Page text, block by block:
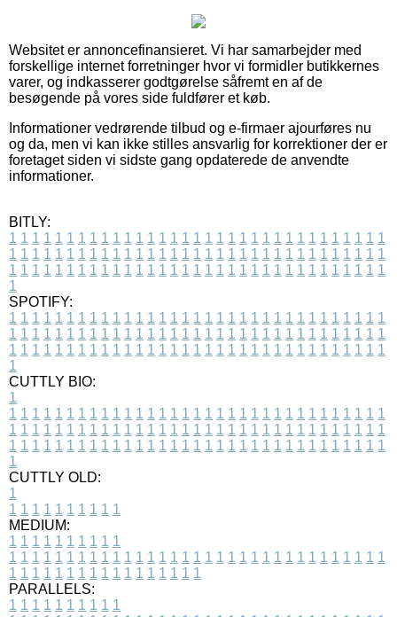
Websitet er annoncefinansieret. Vi har samarbejder med
forskellige internet forretninger hvor vi formidler butikkernes
varer, og indkasserer godtgørelse såfremt en af de
besøgende på vores side fuldfører et køb.
Informationer vedrørende tilbud og e-firmaer ajourføres nu
og da, men vi kan ikke stilles ansvarlig for korrektioner der er
foretaget siden vi sidste gang opdaterede de anvendte
informationer.
BITLY:
1 1 1 1 1 1 1 1 1 1 1 1 1 1 1 1 1 1 1 1 1 1 1 1 1 1 1 1 1 1 1 1 1
1 1 1 1 1 1 1 1 1 1 1 1 1 1 1 1 1 1 1 1 1 1 1 1 1 1 1 1 1 1 1 1 1
1 1 1 1 1 1 1 1 1 1 1 1 1 1 1 1 1 1 1 1 1 1 1 1 1 1 1 1 1 1 1 1 1
1
SPOTIFY:
1 1 1 1 1 1 1 1 1 1 1 1 1 1 1 1 1 1 1 1 1 1 1 1 1 1 1 1 1 1 1 1 1
1 1 1 1 1 1 1 1 1 1 1 1 1 1 1 1 1 1 1 1 1 1 1 1 1 1 1 1 1 1 1 1 1
1 1 1 1 1 1 1 1 1 1 1 1 1 1 1 1 1 1 1 1 1 1 1 1 1 1 1 1 1 1 1 1 1
1
CUTTLY BIO:
1
1 1 1 1 1 1 1 1 1 1 1 1 1 1 1 1 1 1 1 1 1 1 1 1 1 1 1 1 1 1 1 1 1
1 1 1 1 1 1 1 1 1 1 1 1 1 1 1 1 1 1 1 1 1 1 1 1 1 1 1 1 1 1 1 1 1
1 1 1 1 1 1 1 1 1 1 1 1 1 1 1 1 1 1 1 1 1 1 1 1 1 1 1 1 1 1 1 1 1
1
CUTTLY OLD:
1
1 1 1 1 1 1 1 1 1 1
MEDIUM:
1 1 1 1 1 1 1 1 1 1
1 1 1 1 1 1 1 1 1 1 1 1 1 1 1 1 1 1 1 1 1 1 1 1 1 1 1 1 1 1 1 1 1
1 1 1 1 1 1 1 1 1 1 1 1 1 1 1 1 1
PARALLELS:
1 1 1 1 1 1 1 1 1 1